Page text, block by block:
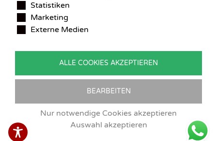
Benedikt Stelzner
Autopflege Stelzner
Kohlgraben 2b
Deutschland
Tel.:09746-9308051
Vertrag widerrufen
Statistiken
Marketing
Externe Medien
ALLE COOKIES AKZEPTIEREN
BEARBEITEN
Nur notwendige Cookies akzeptieren
Auswahl akzeptieren